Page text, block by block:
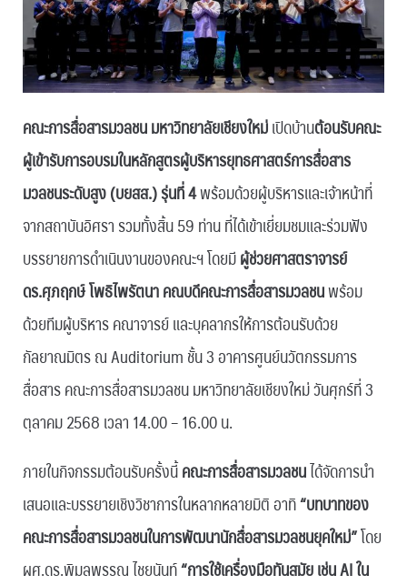
คณะการสื่อสารมวลชน มหาวิทยาลัยเชียงใหม่เปิดบ้านต้อนรับคณะ
ผู้เข้ารับการอบรมในหลักสูตรผู้บริหารยุทธศาสตร์การสื่อสาร
มวลชนระดับสูง (บยสส.) รุ่นที่ 4พร้อมด้วยผู้บริหารและเจ้าหน้าที่
จากสถาบันอิศรา รวมทั้งสิ้น 59 ท่าน ที่ได้เข้าเยี่ยมชมและร่วมฟัง
บรรยายการดำเนินงานของคณะฯ โดยมีผู้ช่วยศาสตราจารย์
ดร.ศุภฤกษ์ โพธิไพรัตนา คณบดีคณะการสื่อสารมวลชนพร้อม
ด้วยทีมผู้บริหาร คณาจารย์ และบุคลากรให้การต้อนรับด้วย
กัลยาณมิตร ณ Auditorium ชั้น 3 อาคารศูนย์นวัตกรรมการ
สื่อสาร คณะการสื่อสารมวลชน มหาวิทยาลัยเชียงใหม่ วันศุกร์ที่ 3
ตุลาคม 2568 เวลา 14.00 – 16.00 น.
ภายในกิจกรรมต้อนรับครั้งนี้คณะการสื่อสารมวลชนได้จัดการนำ
เสนอและบรรยายเชิงวิชาการในหลากหลายมิติ อาทิ“บทบาทของ
คณะการสื่อสารมวลชนในการพัฒนานักสื่อสารมวลชนยุคใหม่”โดย
ผศ.ดร.พิมลพรรณ ไชยนันท์“การใช้เครื่องมือทันสมัย เช่น AI ใน